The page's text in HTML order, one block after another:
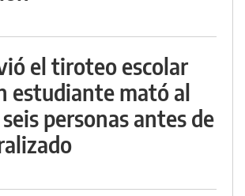
el tiroteo escolar
estudiante mató al
personas antes de